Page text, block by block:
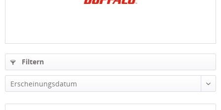
Filtern
Erscheinungsdatum